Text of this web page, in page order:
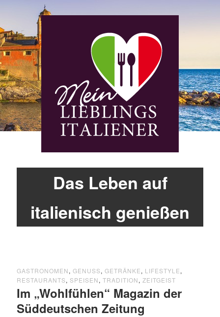
Das Leben auf
italienisch genießen
GASTRONOMEN, GENUSS, GETRÄNKE, LIFESTYLE,
RESTAURANTS, SPEISEN, TRADITION, ZEITGEIST
Im „Wohlfühlen“ Magazin der
Süddeutschen Zeitung